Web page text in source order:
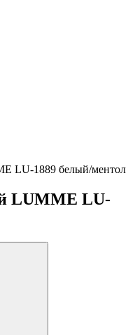
LU-1889 белый/ментол
LUMME LU-